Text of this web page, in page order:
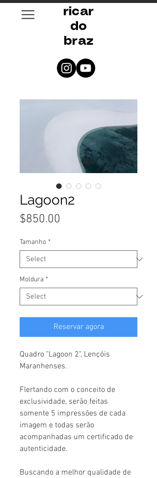
ricar
do
braz
Lagoon2
$850.00
Tamanho *
Moldura *
Reservar agora
Quadro "Lagoon 2", Lençóis
Maranhenses.
Flertando com o conceito de
exclusividade, serão feitas
somente 5 impressões de cada
imagem e todas serão
acompanhadas um certificado de
autenticidade.
Buscando a melhor qualidade de